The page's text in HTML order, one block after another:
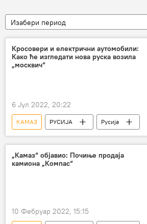
Изабери период
Кросовери и електрични аутомобили:
Како ће изгледати нова руска возила
„москвич“
6 Јул 2022, 20:22
КАМАЗ РУСИЈА
Русија
Наука и технологија
Аутомобили
Москва
москвич
„Камаз“ објавио: Почиње продаја
камиона „Компас“
10 Фебруар 2022, 15:15